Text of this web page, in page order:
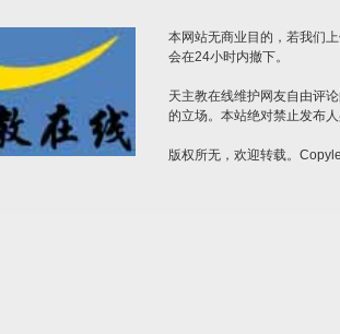
本网站无商业目的，若我们
会在24小时内撤下。
天主教在线维护网友自由评
的立场。本站绝对禁止发布
版权所无，欢迎转载。